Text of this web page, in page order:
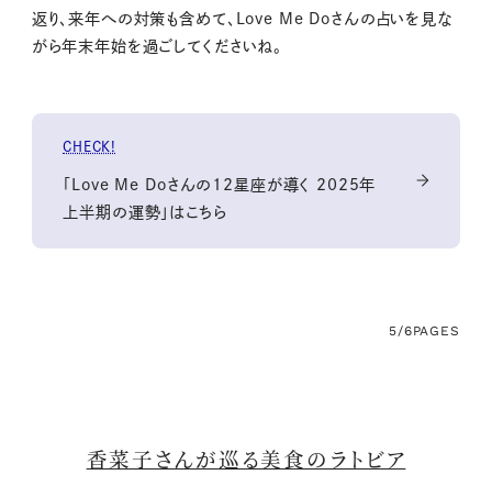
返り、来年への対策も含めて、Love Me Doさんの占いを見な
がら年末年始を過ごしてくださいね。
CHECK!
「Love Me Doさんの12星座が導く 2025年
上半期の運勢」はこちら
5/6PAGES
香菜子さんが巡る美食のラトビア